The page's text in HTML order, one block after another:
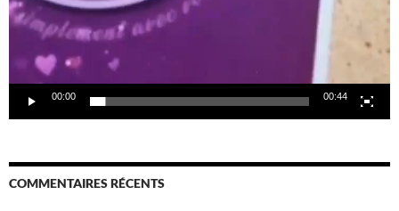
00:00 00:44
COMMENTAIRES RÉCENTS